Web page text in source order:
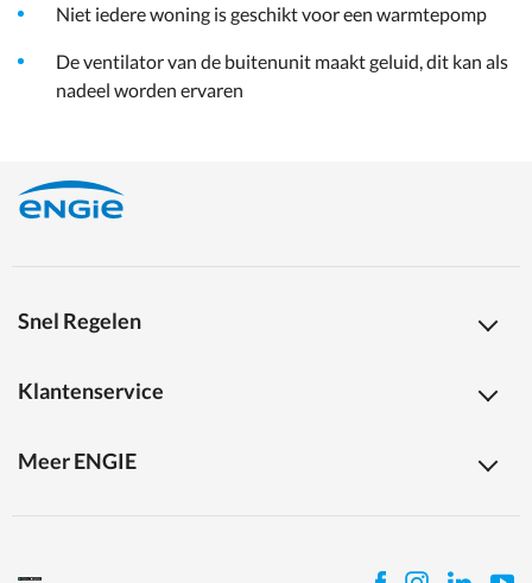
Niet iedere woning is geschikt voor een warmtepomp
De ventilator van de buitenunit maakt geluid, dit kan als
nadeel worden ervaren
Snel Regelen
Klantenservice
Meer ENGIE